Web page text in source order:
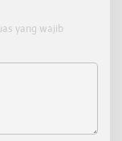
yang wajib